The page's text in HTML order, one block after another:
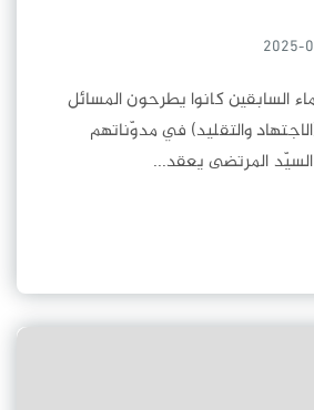
السابقين كانوا يطرحون المسائل
والتقليد) في مدوّناتهم
المرتضى يعقد...